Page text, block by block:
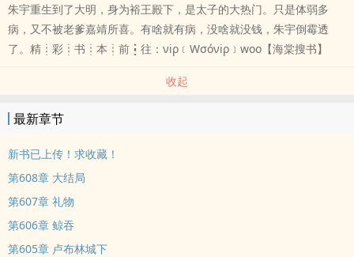
朱宇重生到了大明，身为裕王殿下，是太子的大热门。只是体弱多
病，又不被老爹嘉靖所喜。有啥就有病，没啥就没钱，朱宇倒霉透
了。精┊彩┊书┊本┊前┇往：νiρ﹝Wσóνiρ﹞woo【海棠搜书】
收起
最新章节
新书已上传！求收藏！
第608章 大结局
第607章 礼物
第606章 鲸吞
第605章 卢布林城下